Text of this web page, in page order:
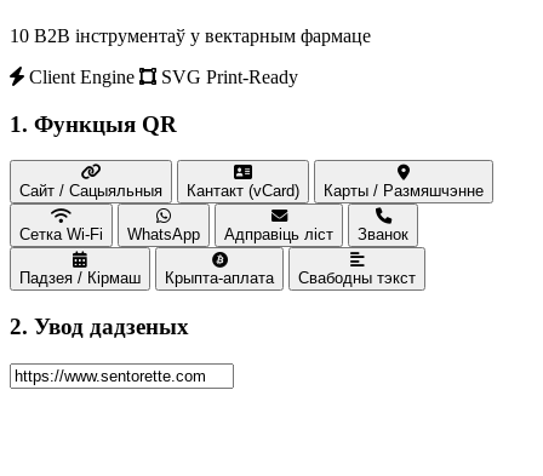
10 B2B інструментаў у вектарным фармаце
Client Engine
SVG Print-Ready
1. Функцыя QR
Сайт / Сацыяльныя Кантакт (vCard) Карты / Размяшчэнне
Сетка Wi-Fi WhatsApp Адправіць ліст Званок
Падзея / Кірмаш Крыпта-аплата Свабодны тэкст
2. Увод дадзеных